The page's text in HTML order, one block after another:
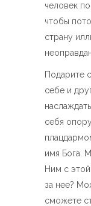
человек
чтобы
страну
Подарите
себе и
себя
имя Бога.
Ним с
за нее?
сможете